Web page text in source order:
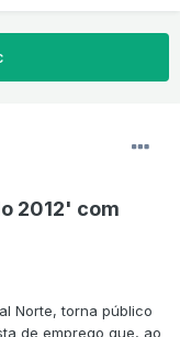
2012' com
Norte, torna público
de emprego que, ao